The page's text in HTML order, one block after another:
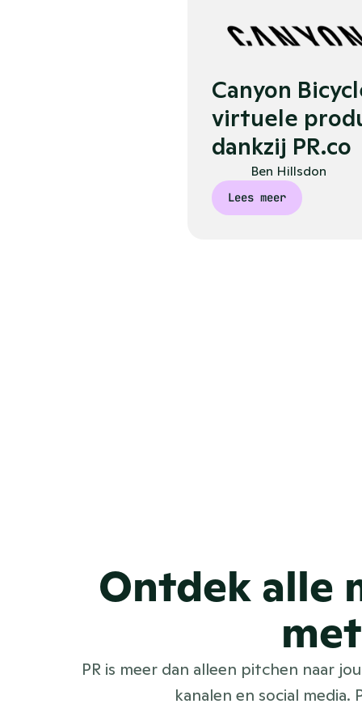
Canyon
virtuele
dankzij PR.co
Ben Hillsdon
Lees meer
Ontdek alle
PR is meer dan alleen pitchen naar
kanalen en social